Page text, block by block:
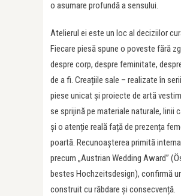
o asumare profundă a sensului.
Atelierul ei este un loc al deciziilor
Fiecare piesă spune o poveste fără
despre corp, despre feminitate,
de a fi. Creațiile sale – realizate în
piese unicat și proiecte de artă
se sprijină pe materiale naturale, linii
și o atenție reală față de prezența
poartă. Recunoașterea primită
precum „Austrian Wedding Award”
bestes Hochzeitsdesign), confirmă
construit cu răbdare și consecvență.